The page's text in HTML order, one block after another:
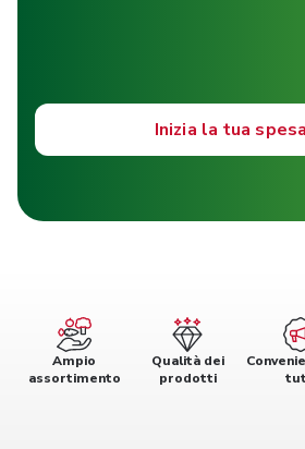
Inizia la tua spesa
Ampio
assortimento
Qualità dei
prodotti